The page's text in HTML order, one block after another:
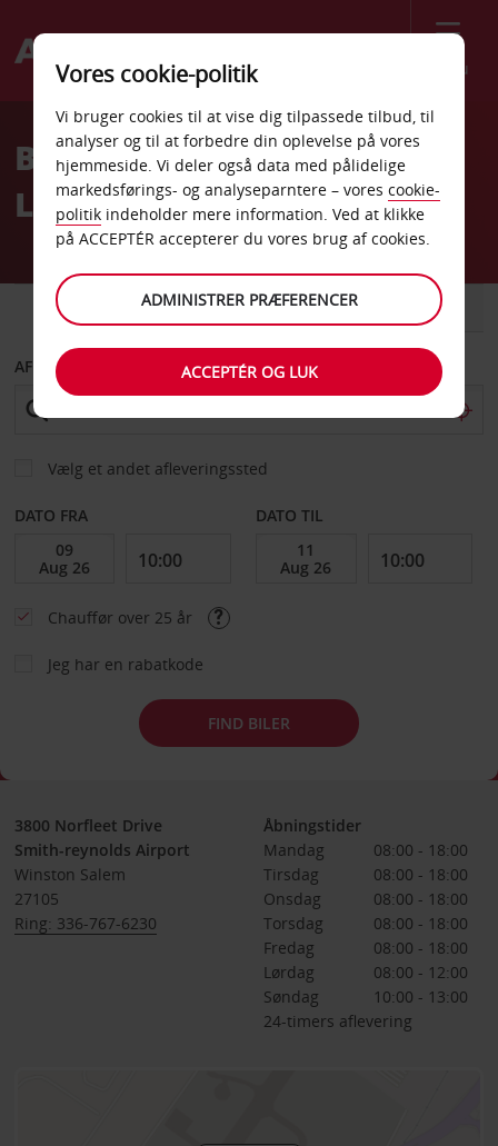
Menu
Welcome
AvisBilleje Winston Salem
Lufthavn
VAREVOGN
AFHENT FRA
Vælg et andet afleveringssted
DATO FRA DATO TIL
Chauffør over 25 år
Jeg har en rabatkode
FIND BILER
3800 Norfleet Drive
Smith-reynolds Airport
Winston Salem
27105
Ring: 336-767-6230
Åbningstider
Mandag
08:00 - 18:00
Tirsdag
08:00 - 18:00
Onsdag
08:00 - 18:00
Torsdag
08:00 - 18:00
Fredag
08:00 - 18:00
Lørdag
08:00 - 12:00
Søndag
10:00 - 13:00
24-timers aflevering
Vores cookie-politik
Vi bruger cookies til at vise dig tilpassede tilbud, til
analyser og til at forbedre din oplevelse på vores
hjemmeside. Vi deler også data med pålidelige
markedsførings- og analyseparntere – vores cookie-
politik indeholder mere information. Ved at klikke
på ACCEPTÉR accepterer du vores brug af cookies.
ADMINISTRER PRÆFERENCER
ACCEPTÉR OG LUK